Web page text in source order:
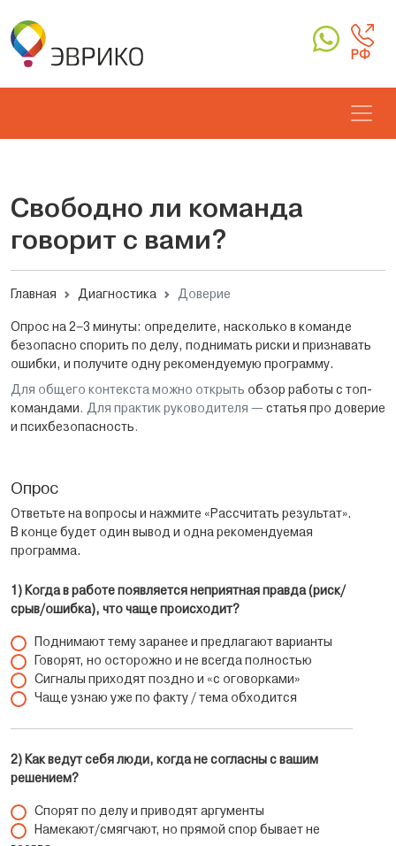
РФ
Свободно ли команда
говорит с вами?
Главная Диагностика Доверие
Опрос на 2–3 минуты: определите, насколько в команде
безопасно спорить по делу, поднимать риски и признавать
ошибки, и получите одну рекомендуемую программу.
Для общего контекста можно открыть обзор работы с топ-
командами. Для практик руководителя — статья про доверие
и психбезопасность.
Опрос
Ответьте на вопросы и нажмите «Рассчитать результат».
В конце будет один вывод и одна рекомендуемая
программа.
1) Когда в работе появляется неприятная правда (риск/
срыв/ошибка), что чаще происходит?
Поднимают тему заранее и предлагают варианты
Говорят, но осторожно и не всегда полностью
Сигналы приходят поздно и «с оговорками»
Чаще узнаю уже по факту / тема обходится
2) Как ведут себя люди, когда не согласны с вашим
решением?
Спорят по делу и приводят аргументы
Намекают/смягчают, но прямой спор бывает не